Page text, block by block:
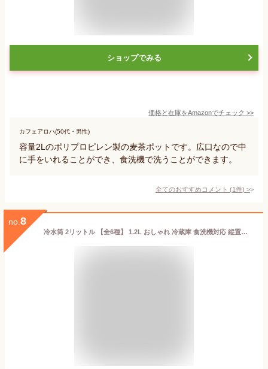
ショップでみる
価格と在庫をAmazonでチェック >>
カフェアロハ(50代・男性)
容量2Lのポリプロピレン製の麦茶ポットです。広口なので中
に手をいれることができ、食洗機で洗うことができます。
全てのおすすめコメント (1件) >
no. 8
冷水筒 2リットル 【全6種】 1.2L おしゃれ 冷蔵庫 食洗機対応 縦置き ピッチャー ジャグボトル 麦茶ポット キッチン雑貨 北欧 タワーシリーズ towerシリーズ yamazaki ハンドル付き 水はね防止フィルター付き 両方から注げる( 山崎実業 スリム冷水筒 タワー tower )